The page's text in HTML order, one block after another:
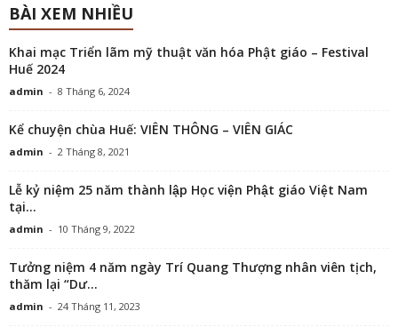
BÀI XEM NHIỀU
Khai mạc Triển lãm mỹ thuật văn hóa Phật giáo – Festival
Huế 2024
admin - 8 Tháng 6, 2024
Kể chuyện chùa Huế: VIÊN THÔNG – VIÊN GIÁC
admin - 2 Tháng 8, 2021
Lễ kỷ niệm 25 năm thành lập Học viện Phật giáo Việt Nam
tại...
admin - 10 Tháng 9, 2022
Tưởng niệm 4 năm ngày Trí Quang Thượng nhân viên tịch,
thăm lại “Dư...
admin - 24 Tháng 11, 2023